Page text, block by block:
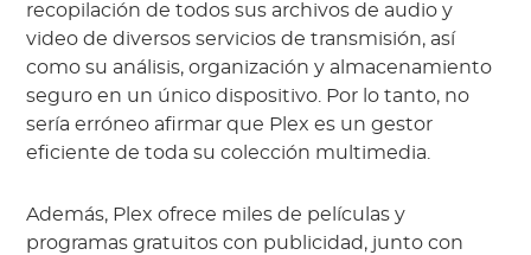
recopilación de todos sus archivos de audio y
video de diversos servicios de transmisión, así
como su análisis, organización y almacenamiento
seguro en un único dispositivo. Por lo tanto, no
sería erróneo afirmar que Plex es un gestor
eficiente de toda su colección multimedia.
Además, Plex ofrece miles de películas y
programas gratuitos con publicidad, junto con